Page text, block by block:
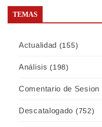
TEMAS
Actualidad (155)
Análisis (198)
Comentario de Sesion
Descatalogado (752)